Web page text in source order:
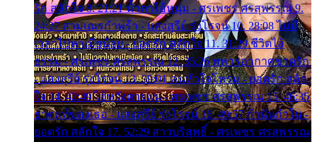
รัก สลักใจ 8. 21:21 น้ำตาไอ้หนุ่ม - ศรเพชร ศรสุพรรณ 9.
24:27 สามเณรกำพร้า - แสงสุรีย์ รุ่งโรจน์ 10. 28:08 ไม่มี
เวลาไปหาเมียน้อย - ยอดรัก สลักใจ 11. 31:29 ชีวิตไอ้
ธรรม - ศรเพชร ศรสุพรรณ 12. 35:26 ทหารอากาศขาดรัก
- แสงสุรีย์ รุ่งโรจน์ 13. 39:01 คนหัวใจโทรม - ยอดรัก สลัก
ใจ 14. 42:49 ไอ้หวังตายแน่ - ศรเพชร ศรสุพรรณ 15. 46:35
ธาตุแท้ของเธอ - แสงสุรีย์ รุ่งโรจน์ 16. 49:57 กำนันกำใน -
ยอดรัก สลักใจ 17. 52:29 สาวบริสุทธิ์ - ศรเพชร ศรสุพรรณ